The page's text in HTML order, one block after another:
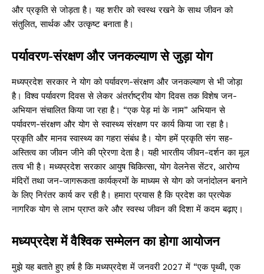
और प्रकृति से जोड़ता है। यह शरीर को स्वस्थ रखने के साथ जीवन को
संतुलित, सार्थक और उत्कृष्ट बनाता है।
पर्यावरण-संरक्षण और जनकल्याण से जुड़ा योग
मध्यप्रदेश सरकार ने योग को पर्यावरण-संरक्षण और जनकल्याण से भी जोड़ा
है। विश्व पर्यावरण दिवस से लेकर अंतर्राष्ट्रीय योग दिवस तक विशेष जन-
अभियान संचालित किया जा रहा है। “एक पेड़ मां के नाम” अभियान से
पर्यावरण-संरक्षण और योग से स्वास्थ्य संरक्षण पर कार्य किया जा रहा है।
प्रकृति और मानव स्वास्थ्य का गहरा संबंध है। योग हमें प्रकृति संग सह-
अस्तित्व का जीवन जीने की प्रेरणा देता है। यही भारतीय जीवन-दर्शन का मूल
तत्व भी है। मध्यप्रदेश सरकार आयुष चिकित्सा, योग वेलनेस सेंटर, आरोग्य
मंदिरों तथा जन-जागरूकता कार्यक्रमों के माध्यम से योग को जनांदोलन बनाने
के लिए निरंतर कार्य कर रही है। हमारा प्रयास है कि प्रदेश का प्रत्येक
नागरिक योग से लाभ प्राप्त करे और स्वस्थ जीवन की दिशा में कदम बढ़ाए।
मध्यप्रदेश में वैश्विक सम्मेलन का होगा आयोजन
मुझे यह बताते हुए हर्ष है कि मध्यप्रदेश में जनवरी 2027 में “एक पृथ्वी, एक